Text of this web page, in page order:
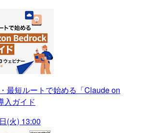
最短ルートで始める「Claude on
入ガイド
(火) 13:00